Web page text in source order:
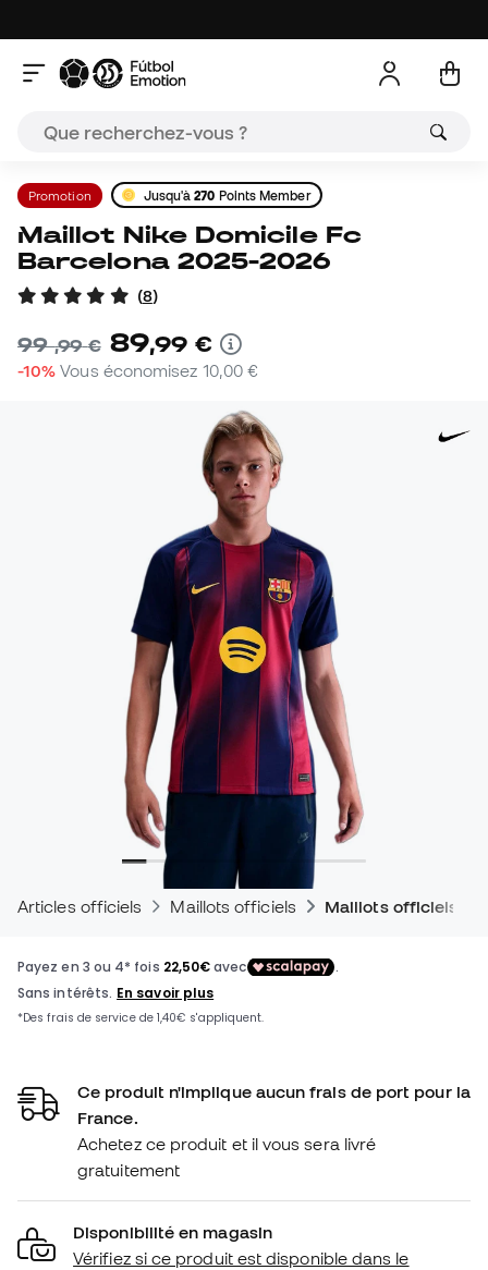
Promotion Jusqu'à270 Points Member
Maillot Nike Domicile Fc
Barcelona 2025-2026
(8)
99,99 € 89,99 €
-10% Vous économisez 10,00 €
Articles officiels Maillots officiels Maillots officiels de
Ce produit n'implique aucun frais de port pour la
France.
Achetez ce produit et il vous sera livré
gratuitement
Disponibilité en magasin
Vérifiez si ce produit est disponible dans le